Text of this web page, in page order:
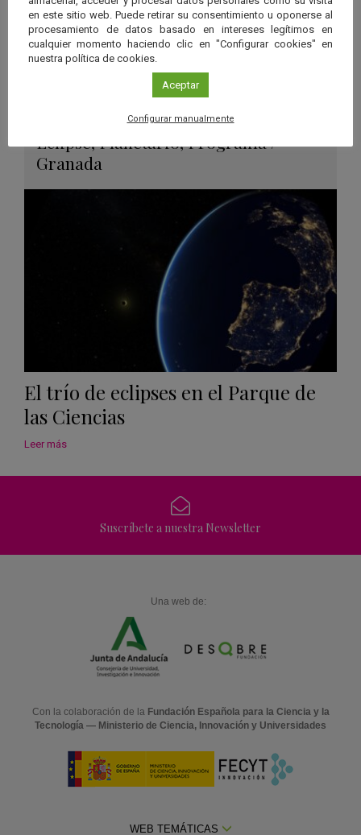
“3CLIPSE”, una experiencia
inmersiva para descubrir los
eclipses solares
26 JUN 2026 - 12 AGO 2026
Eclipse,Planetario,Programa/
Granada
El trío de eclipses en el Parque de
las Ciencias
Leer más
Suscríbete a nuestra Newsletter
Una web de:
Con la colaboración de la Fundación Española para la Ciencia y la
Tecnología — Ministerio de Ciencia, Innovación y Universidades
WEB TEMÁTICAS
en este sitio web. Puede retirar su consentimiento u oponerse al
procesamiento de datos basado en intereses legítimos en
cualquier momento haciendo clic en "Configurar cookies" en
nuestra política de cookies.
Aceptar
Configurar manualmente